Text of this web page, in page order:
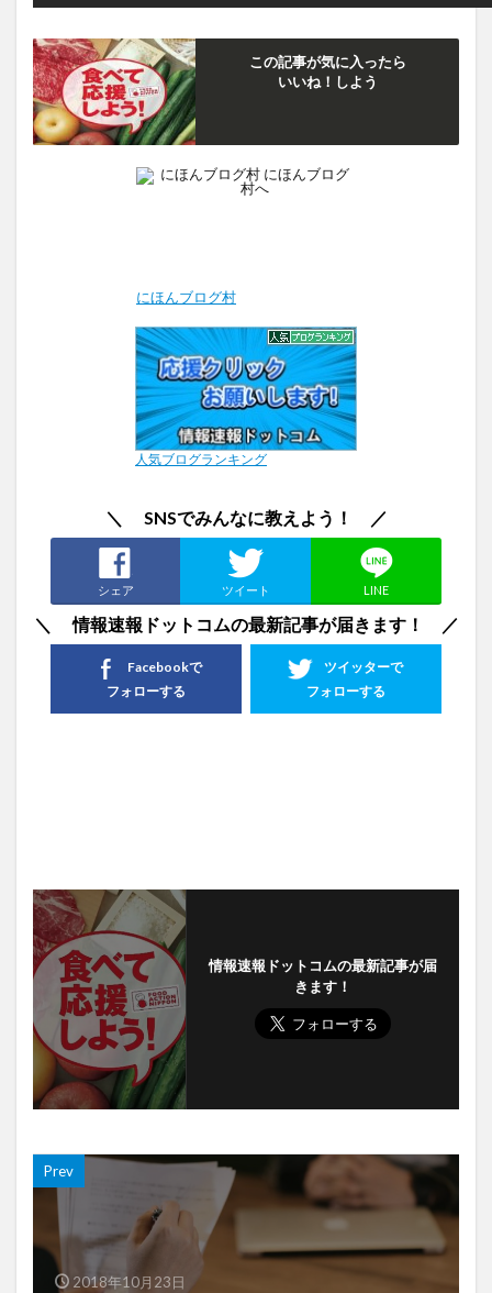
この記事が気に入ったら
いいね！しよう
にほんブログ村
人気ブログランキング
＼ SNSでみんなに教えよう！ ／
シェア ツイート LINE
＼ 情報速報ドットコムの最新記事が届きます！ ／
ツイッターで
フォローする
Facebookで
フォローする
情報速報ドットコムの最新記事が届
きます！
Prev
2018年10月23日